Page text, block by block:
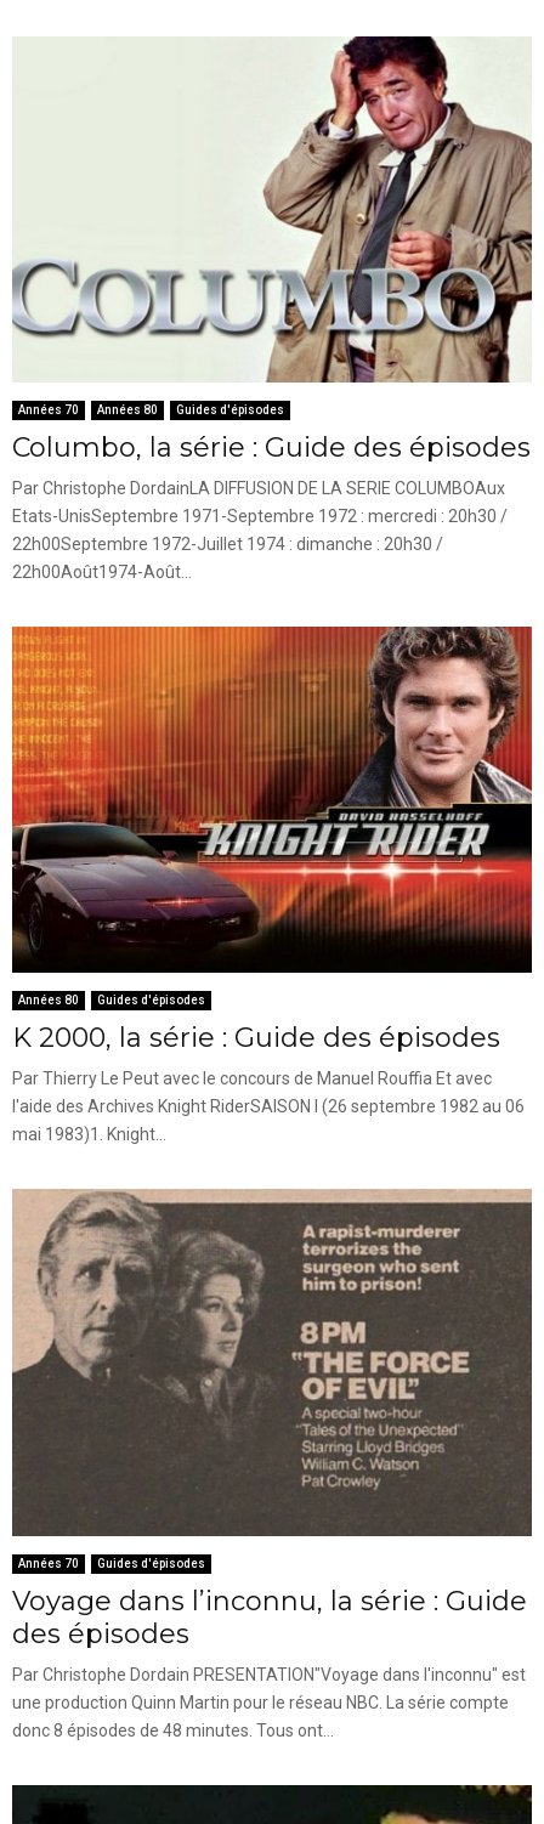
Années 70 Années 80 Guides d'épisodes
Columbo, la série : Guide des épisodes
Par Christophe DordainLA DIFFUSION DE LA SERIE COLUMBOAux
Etats-UnisSeptembre 1971-Septembre 1972 : mercredi : 20h30 /
22h00Septembre 1972-Juillet 1974 : dimanche : 20h30 /
22h00Août1974-Août...
Années 80 Guides d'épisodes
K 2000, la série : Guide des épisodes
Par Thierry Le Peut avec le concours de Manuel Rouffia Et avec
l'aide des Archives Knight RiderSAISON I (26 septembre 1982 au 06
mai 1983)1. Knight...
Années 70 Guides d'épisodes
Voyage dans l’inconnu, la série : Guide
des épisodes
Par Christophe Dordain PRESENTATION"Voyage dans l'inconnu" est
une production Quinn Martin pour le réseau NBC. La série compte
donc 8 épisodes de 48 minutes. Tous ont...